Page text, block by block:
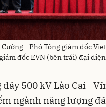
- Phó Tổng giám đốc
đốc EVN (bên trái) đại
dây 500 kV Lào Cai -
ngành năng lượng